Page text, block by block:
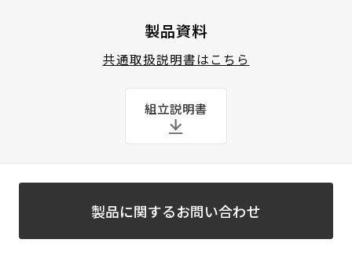
製品資料
共通取扱説明書はこちら
組立説明書
製品に関するお問い合わせ